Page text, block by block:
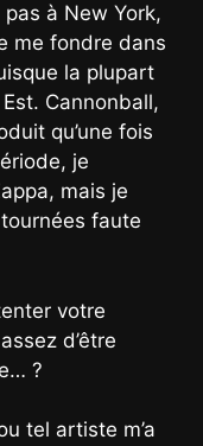
à New York,
me fondre dans
la plupart
Cannonball,
qu’une fois
je
mais je
faute
votre
d’être
?
tel artiste m’a